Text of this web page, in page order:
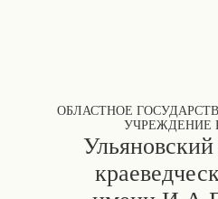
ОБЛАСТНОЕ
УЧРЕЖДЕНИЕ